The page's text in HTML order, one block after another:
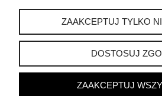
PŁATNOŚCI I
ZAAKCEPTUJ TYLKO
DOSTOSUJ
ZAAKCEPTUJ